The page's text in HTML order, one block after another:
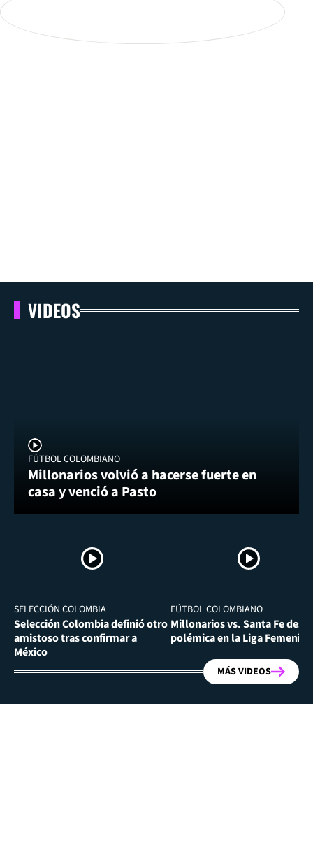
VIDEOS
FÚTBOL COLOMBIANO
Millonarios volvió a hacerse fuerte en
casa y venció a Pasto
SELECCIÓN COLOMBIA
Selección Colombia definió otro
amistoso tras confirmar a
México
FÚTBOL COLOMBIANO
Millonarios vs. Santa Fe
polémica en la Liga Femenina
MÁS VIDEOS